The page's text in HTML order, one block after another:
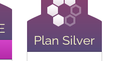
Plan Silver